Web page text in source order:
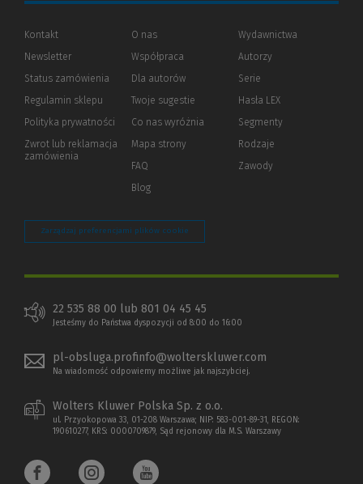
Kontakt
Newsletter
Status zamówienia
Regulamin sklepu
Polityka prywatności (Nowe
(Link
innej
Zwrot lub reklamacja
zamówienia
O nas
Współpraca
Dla autorów(Nowe
(Link
innej
strony)
Twoje sugestie
Co nas wyróżnia
Mapa strony
FAQ
Blog
Wydawnictwa
Autorzy
Serie
Hasła LEX
Segmenty
Rodzaje
Zawody
Zarządzaj preferencjami plików cookie
22 535 88 00 lub 801 04 45 45
Jesteśmy do Państwa dyspozycji od 8:00 do 16:00
pl-obsluga.profinfo@wolterskluwer.com
Na wiadomość odpowiemy możliwe jak najszybciej.
Wolters Kluwer Polska Sp. z o.o.
ul. Przyokopowa 33, 01-208 Warszawa; NIP: 583-001-89-31, REGON:
190610277, KRS: 0000709879, Sąd rejonowy dla M.S. Warszawy